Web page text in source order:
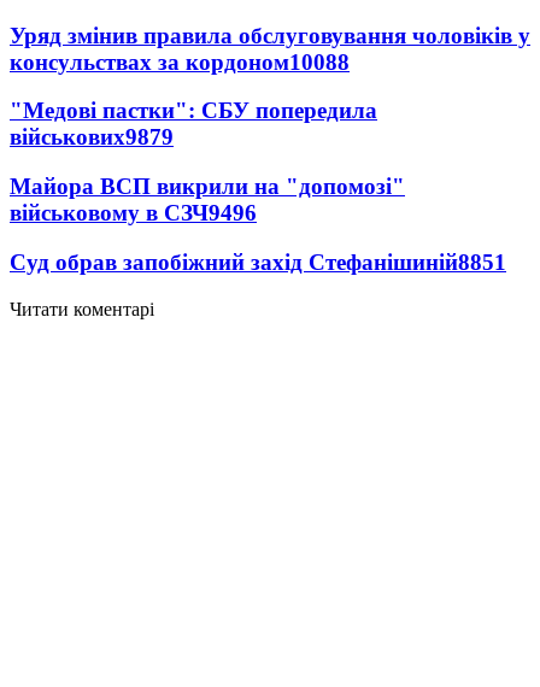
Уряд змінив правила обслуговування чоловіків у
консульствах за кордоном10088
"Медові пастки": СБУ попередила
військових9879
Майора ВСП викрили на "допомозі"
військовому в СЗЧ9496
Суд обрав запобіжний захід Стефанішиній8851
Читати коментарі